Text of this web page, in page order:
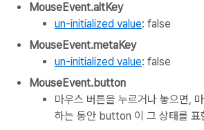
MouseEvent.altKey
un-initialized value: false
MouseEvent.metaKey
un-initialized value: false
MouseEvent.button
마우스 버튼을 누르거나 놓으면,
하는 동안 button 이 그 상태를 표